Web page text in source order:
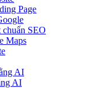
Page
SEO
Maps
AI
AI